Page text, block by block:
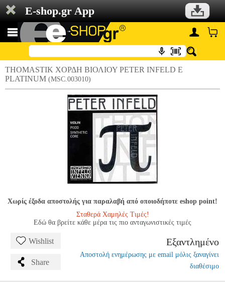
E-shop.gr App
THOMASTIK ΧΟΡΔΗ ΒΙΟΛΙΟΥ PETER INFELD E
PLATINUM (MSC.003010)
Χωρίς έξοδα αποστολής για παραλαβή από οποιοδήποτε eshop point!
Σταθερά Χαμηλές Τιμές!
Εδώ θα βρείτε κάθε μέρα τις πιο ανταγωνιστικές τιμές
Wishlist
Share
Εξαντλημένο
Αποστολή ενημέρωσης με email μόλις ξαναγίνει
διαθέσιμο